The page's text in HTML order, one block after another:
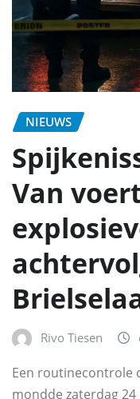
NIEUWS
Van
Rivo Tiesen
Een routinecontrole
mondde zaterdag